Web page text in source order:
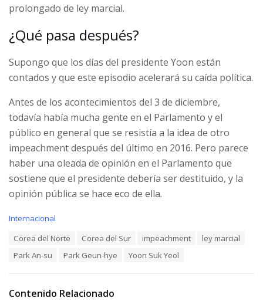
prolongado de ley marcial.
¿Qué pasa después?
Supongo que los días del presidente Yoon están
contados y que este episodio acelerará su caída política.
Antes de los acontecimientos del 3 de diciembre,
todavía había mucha gente en el Parlamento y el
público en general que se resistía a la idea de otro
impeachment después del último en 2016. Pero parece
haber una oleada de opinión en el Parlamento que
sostiene que el presidente debería ser destituido, y la
opinión pública se hace eco de ella.
C
i
Internacional
Corea del Norte Corea del Sur impeachment
ley marcial
Park An-su
Park Geun-hye Yoon Suk Yeol
Contenido Relacionado